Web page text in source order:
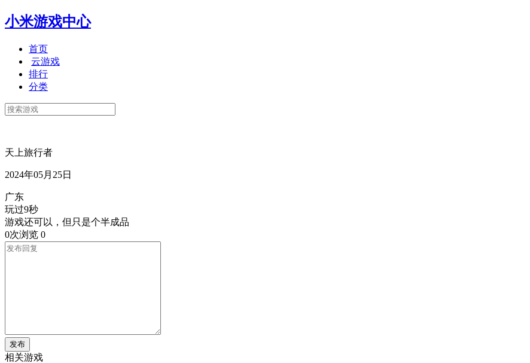
小米游戏中心
首页
云游戏
排行
分类
天上旅行者
2024年05月25日
广东
玩过9秒
游戏还可以，但只是个半成品
0次浏览 0
发布
相关游戏